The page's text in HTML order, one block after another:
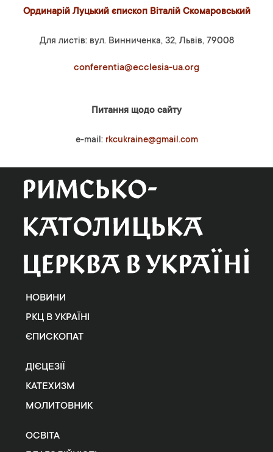
Ординарій Луцький єпископ Віталій Скомаровський
Для листів: вул. Винниченка, 32, Львів, 79008
conferentia@ecclesia-ua.org
Питання щодо сайту
e-mail: rkcukraine@gmail.com
НОВИНИ
РКЦ В УКРАЇНІ
ЄПИСКОПАТ
ДІЄЦЕЗІЇ
КАТЕХИЗМ
МОЛИТОВНИК
ОСВІТА